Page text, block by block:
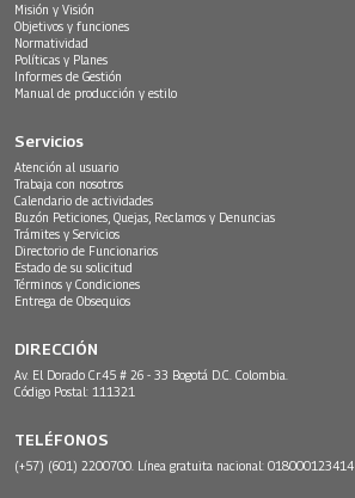
Misión y Visión
Objetivos y funciones
Normatividad
Políticas y Planes
Informes de Gestión
Manual de producción y estilo
Servicios
Atención al usuario
Trabaja con nosotros
Calendario de actividades
Buzón Peticiones, Quejas, Reclamos y Denuncias
Trámites y Servicios
Directorio de Funcionarios
Estado de su solicitud
Términos y Condiciones
Entrega de Obsequios
DIRECCIÓN
Av. El Dorado Cr.45 # 26 - 33 Bogotá D.C. Colombia.
Código Postal: 111321
TELÉFONOS
(+57) (601) 2200700. Línea gratuita nacional: 018000123414